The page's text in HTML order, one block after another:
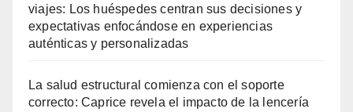
viajes: Los huéspedes centran sus decisiones y
expectativas enfocándose en experiencias
auténticas y personalizadas
La salud estructural comienza con el soporte
correcto: Caprice revela el impacto de la lencería